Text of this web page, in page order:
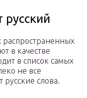
русский
распространенных
в качестве
в список самых
не все
русские слова.